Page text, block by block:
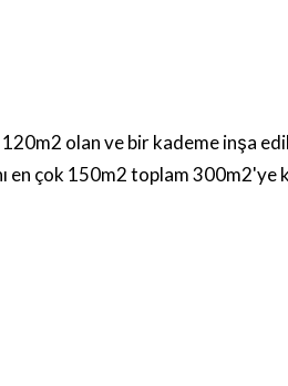
120m2 olan ve bir kademeinşa
en çok 150m2 toplam 300m2'ye